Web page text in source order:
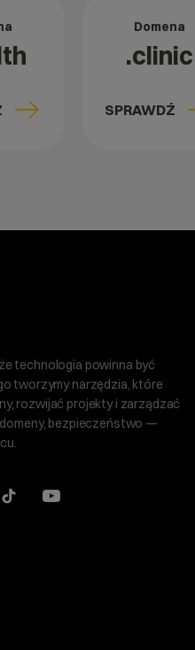
Domena
.clinic
SPRAWDŹ
technologia powinna być
tworzymy narzędzia, które
rozwijać projekty i zarządzać
bezpieczeństwo —